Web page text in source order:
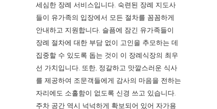
세심한 장례 서비스입니다. 숙련된 장례 지도사
들이 유가족의 입장에서 모든 절차를 꼼꼼하게
안내하고 지원합니다. 슬픔에 잠긴 유가족들이
장례 절차에 대한 부담 없이 고인을 추모하는 데
집중할 수 있도록 돕는 것이 이 장례식장의 최우
선 가치입니다. 또한, 정갈하고 맛깔스러운 식사
를 제공하여 조문객들에게 감사의 마음을 전하는
자리에도 소홀함이 없도록 신경 쓰고 있습니다.
주차 공간 역시 넉넉하게 확보되어 있어 자가용